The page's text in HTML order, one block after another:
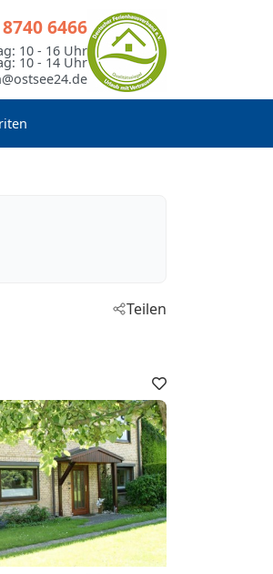
6466
10 - 16 Uhr
10 - 14 Uhr
Teilen